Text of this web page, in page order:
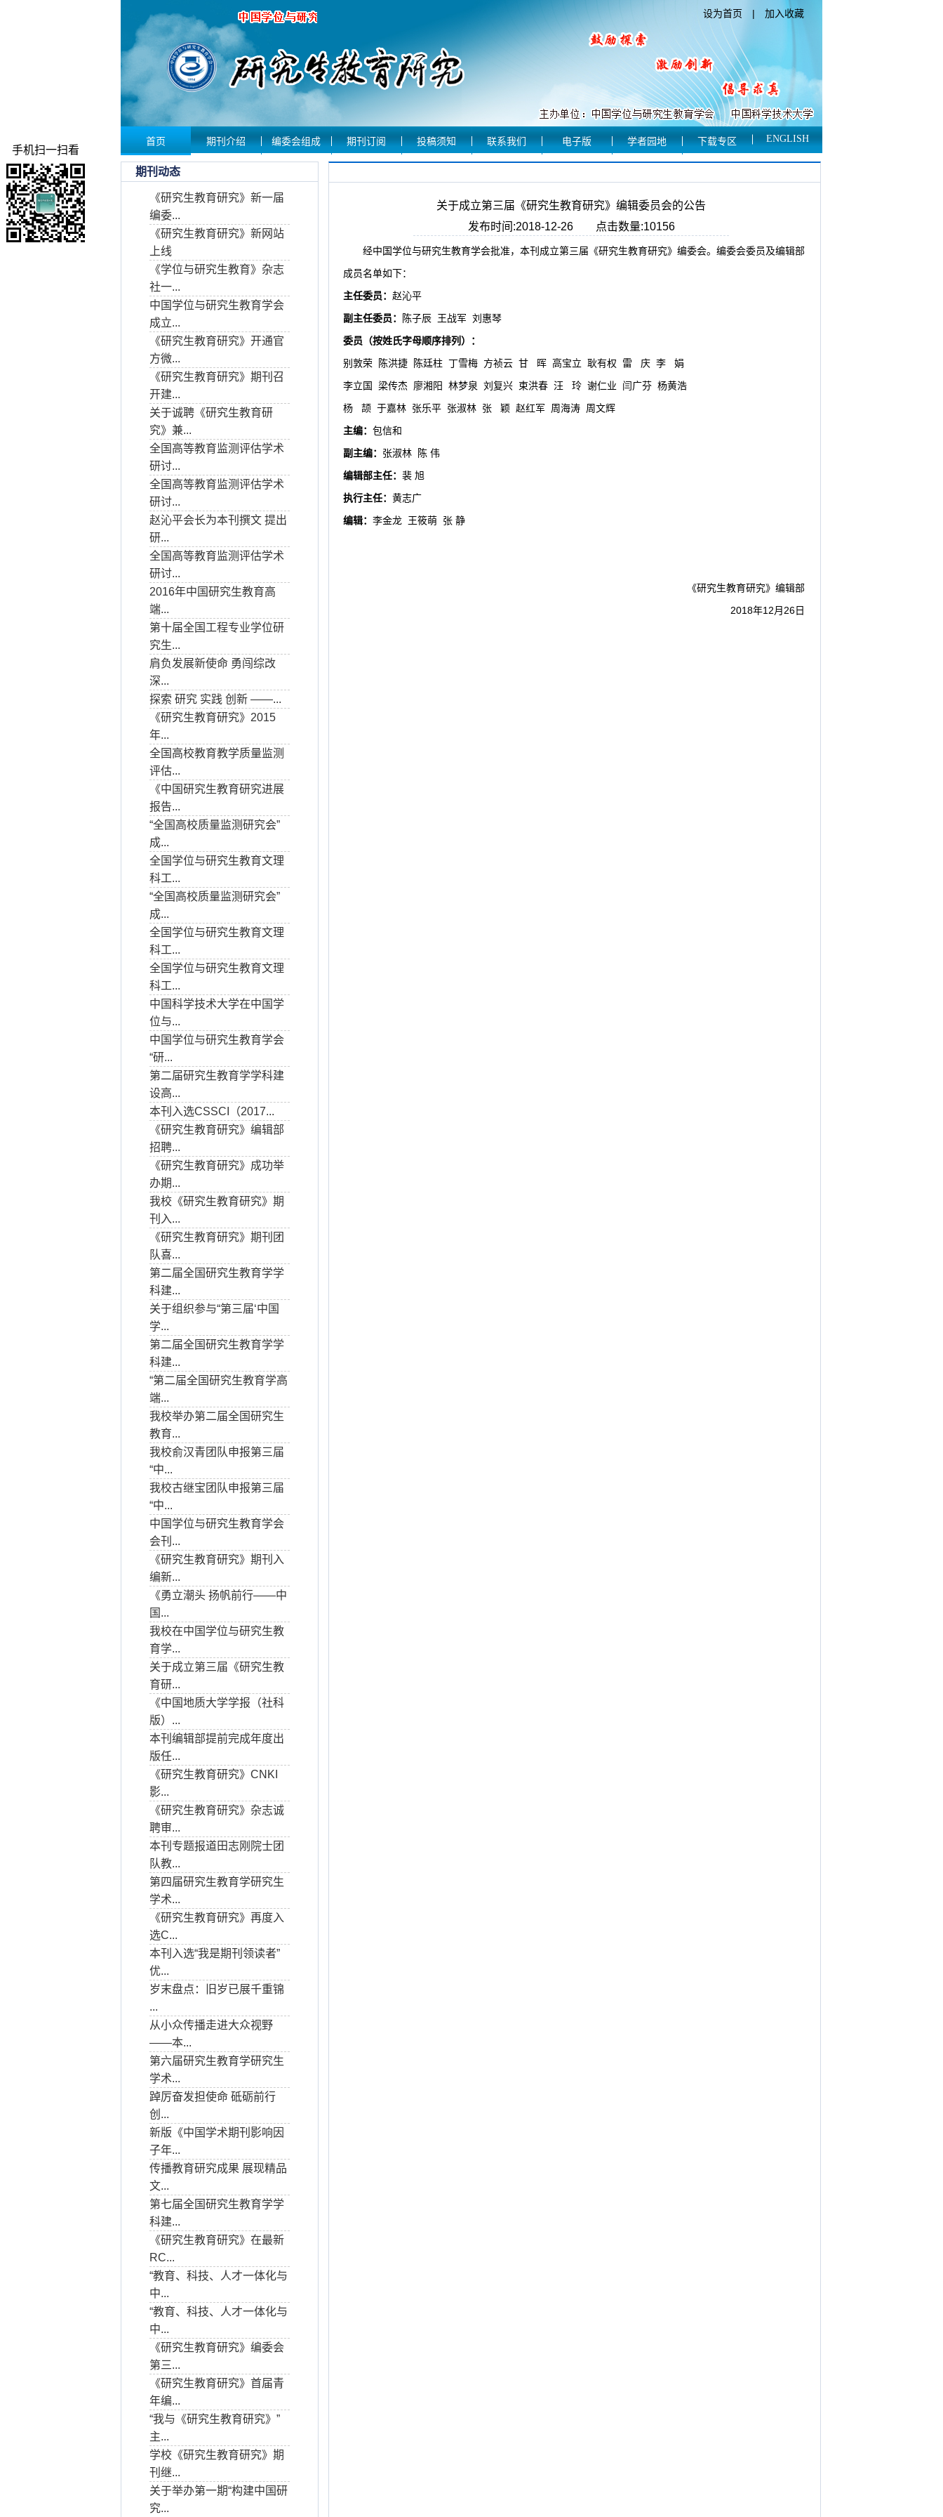
设为首页 | 加入收藏
首页 期刊介绍 编委会组成 期刊订阅 投稿须知 联系我们 电子版 学者园地 下载专区 ENGLISH
期刊动态
《研究生教育研究》新一届
编委...
《研究生教育研究》新网站
上线
《学位与研究生教育》杂志
社一...
中国学位与研究生教育学会
成立...
《研究生教育研究》开通官
方微...
《研究生教育研究》期刊召
开建...
关于诚聘《研究生教育研
究》兼...
全国高等教育监测评估学术
研讨...
全国高等教育监测评估学术
研讨...
赵沁平会长为本刊撰文 提出
研...
全国高等教育监测评估学术
研讨...
2016年中国研究生教育高
端...
第十届全国工程专业学位研
究生...
肩负发展新使命 勇闯综改
深...
探索 研究 实践 创新 ——...
《研究生教育研究》2015
年...
全国高校教育教学质量监测
评估...
《中国研究生教育研究进展
报告...
“全国高校质量监测研究会”
成...
全国学位与研究生教育文理
科工...
“全国高校质量监测研究会”
成...
全国学位与研究生教育文理
科工...
全国学位与研究生教育文理
科工...
中国科学技术大学在中国学
位与...
中国学位与研究生教育学会
“研...
第二届研究生教育学学科建
设高...
本刊入选CSSCI（2017...
《研究生教育研究》编辑部
招聘...
《研究生教育研究》成功举
办期...
我校《研究生教育研究》期
刊入...
《研究生教育研究》期刊团
队喜...
第二届全国研究生教育学学
科建...
关于组织参与“第三届‘中国
学...
第二届全国研究生教育学学
科建...
“第二届全国研究生教育学高
端...
我校举办第二届全国研究生
教育...
我校俞汉青团队申报第三届
“中...
我校古继宝团队申报第三届
“中...
中国学位与研究生教育学会
会刊...
《研究生教育研究》期刊入
编新...
《勇立潮头 扬帆前行——中
国...
我校在中国学位与研究生教
育学...
关于成立第三届《研究生教
育研...
《中国地质大学学报（社科
版）...
本刊编辑部提前完成年度出
版任...
《研究生教育研究》CNKI
影...
《研究生教育研究》杂志诚
聘审...
本刊专题报道田志刚院士团
队教...
第四届研究生教育学研究生
学术...
《研究生教育研究》再度入
选C...
本刊入选“我是期刊领读者”
优...
岁末盘点：旧岁已展千重锦
...
从小众传播走进大众视野
——本...
第六届研究生教育学研究生
学术...
踔厉奋发担使命 砥砺前行
创...
新版《中国学术期刊影响因
子年...
传播教育研究成果 展现精品
文...
第七届全国研究生教育学学
科建...
《研究生教育研究》在最新
RC...
“教育、科技、人才一体化与
中...
“教育、科技、人才一体化与
中...
《研究生教育研究》编委会
第三...
《研究生教育研究》首届青
年编...
“我与《研究生教育研究》”
主...
学校《研究生教育研究》期
刊继...
关于举办第一期“构建中国研
究...
关于成立第三届《研究生教育研究》编辑委员会的公告
发布时间:2018-12-26 点击数量:10156
经中国学位与研究生教育学会批准，本刊成立第三届《研究生教育研究》编委会。编委会委员及编辑部
成员名单如下：
主任委员： 赵沁平
副主任委员：
陈子辰 王战军 刘惠琴
委员（按姓氏字母顺序排列）：
别敦荣
陈洪捷 陈廷柱 丁雪梅 方祯云 甘 晖 高宝立 耿有权 雷 庆 李
娟
李立国
梁传杰 廖湘阳 林梦泉 刘复兴 束洪春 汪 玲 谢仁业 闫广芬 杨黄浩
杨
颉 于嘉林 张乐平 张淑林 张 颖 赵红军 周海涛 周文辉
主编： 包信和
副主编： 张淑林
陈 伟
编辑部主任： 裴 旭
执行主任： 黄志广
编辑： 李金龙 王筱萌 张 静
《研究生教育研究》编辑部
2018年12月 26日
手机扫一扫看